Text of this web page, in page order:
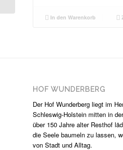
In den Warenkorb
HOF WUNDERBERG
Der Hof Wunderberg liegt im
Schleswig-Holstein mitten in
über 150 Jahre alter Resthof
die Seele baumeln zu lassen,
von Stadt und Alltag.